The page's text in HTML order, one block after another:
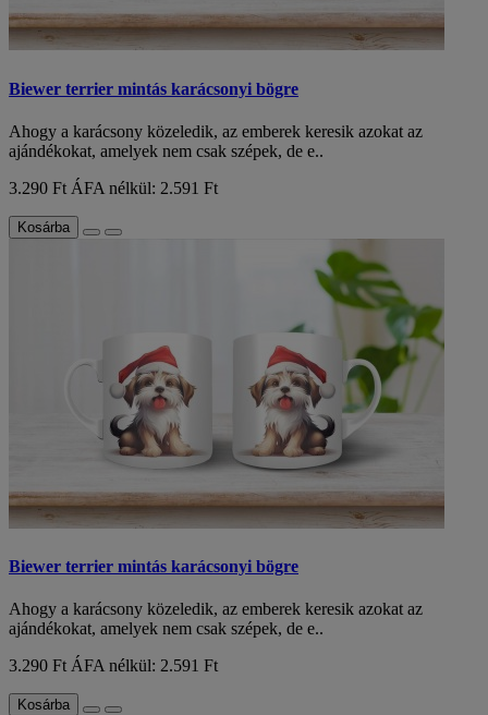
Biewer terrier mintás karácsonyi bögre
Ahogy a karácsony közeledik, az emberek keresik azokat az
ajándékokat, amelyek nem csak szépek, de e..
3.290 Ft ÁFA nélkül: 2.591 Ft
Kosárba
Biewer terrier mintás karácsonyi bögre
Ahogy a karácsony közeledik, az emberek keresik azokat az
ajándékokat, amelyek nem csak szépek, de e..
3.290 FtÁFA nélkül: 2.591 Ft
Kosárba